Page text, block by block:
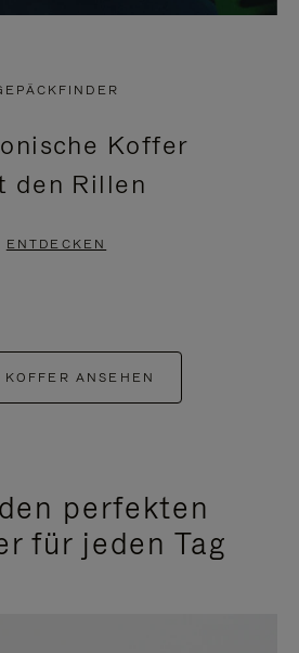
Koffer
den Rillen
ENTDECKEN
ANSEHEN
perfekten
für jeden Tag